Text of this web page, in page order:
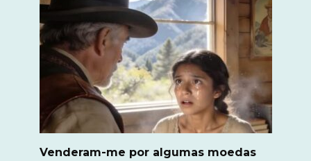
Venderam-me por algumas moedas